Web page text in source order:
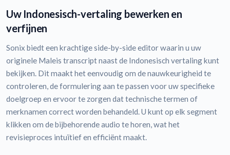
Uw Indonesisch-vertaling bewerken en
verfijnen
Sonix biedt een krachtige side-by-side editor waarin u uw
originele Maleis transcript naast de Indonesisch vertaling kunt
bekijken. Dit maakt het eenvoudig om de nauwkeurigheid te
controleren, de formulering aan te passen voor uw specifieke
doelgroep en ervoor te zorgen dat technische termen of
merknamen correct worden behandeld. U kunt op elk segment
klikken om de bijbehorende audio te horen, wat het
revisieproces intuïtief en efficiënt maakt.